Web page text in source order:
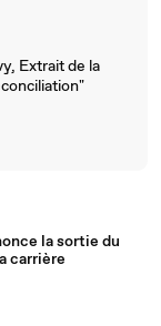
Extrait de la
la sortie du
carrière